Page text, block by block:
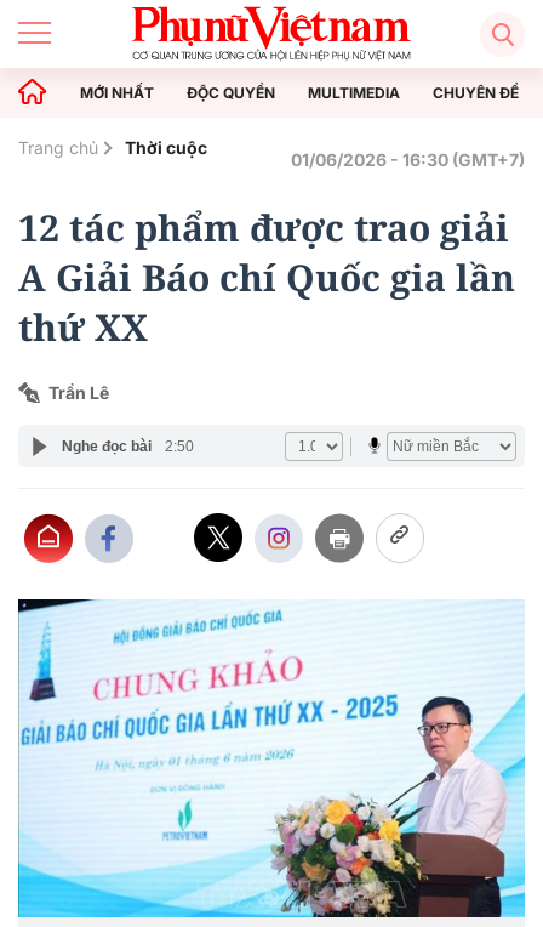
MỚI NHẤT ĐỘC QUYỀN MULTIMEDIA CHUYÊN ĐỀ
Trang chủ Thời cuộc
01/06/2026 - 16:30 (GMT+7)
12 tác phẩm được trao giải
A Giải Báo chí Quốc gia lần
thứ XX
Trần Lê
Nghe đọc bài 2:50